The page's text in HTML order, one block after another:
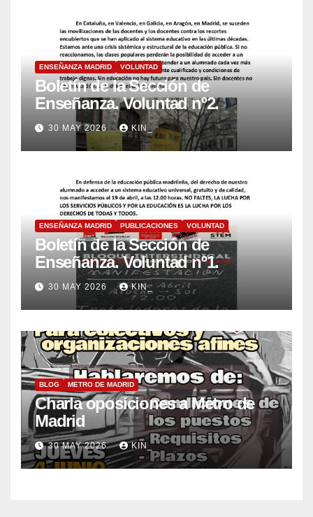
ENSEÑANZA MADRID VOLUNTAD
Boletín de la Sección de
Enseñanza. Voluntad nº2.
30 MAY 2026 KIN_
ENSEÑANZA MADRID PUBLICACIONES VOLUNTAD
Boletín de la Sección de
Enseñanza. Voluntad nº1.
30 MAY 2026 KIN_
BLOG METRO DE MADRID
Charla oposiciones a Metro de
Madrid
30 MAY 2026 KIN_